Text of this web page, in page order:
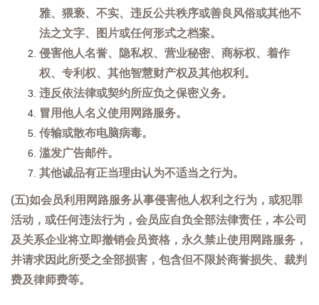
雅、猥亵、不实、违反公共秩序或善良风俗或其他不
法之文字、图片或任何形式之档案。
侵害他人名誉、隐私权、营业秘密、商标权、着作
权、专利权、其他智慧财产权及其他权利。
违反依法律或契约所应负之保密义务。
冒用他人名义使用网路服务。
传输或散布电脑病毒。
滥发广告邮件。
其他诚品有正当理由认为不适当之行为。
(五)如会员利用网路服务从事侵害他人权利之行为，或犯罪
活动，或任何违法行为，会员应自负全部法律责任，本公司
及关系企业将立即撤销会员资格，永久禁止使用网路服务，
并请求因此所受之全部损害，包含但不限於商誉损失、裁判
费及律师费等。